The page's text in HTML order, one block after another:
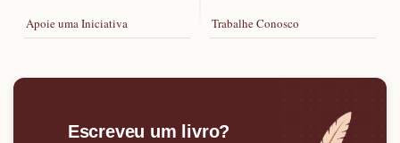
Apoie uma Iniciativa Trabalhe Conosco
Escreveu um livro?